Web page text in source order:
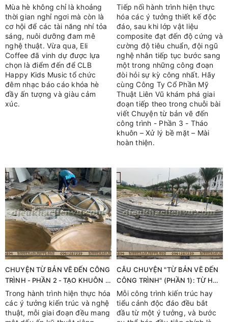
ĐÊM NHẠC BÁO CÁO KHÓA HÈ
Mùa hè không chỉ là khoảng
thời gian nghỉ ngơi mà còn là
cơ hội để các tài năng nhí tỏa
sáng, nuôi dưỡng đam mê
nghệ thuật. Vừa qua, Eli
Coffee đã vinh dự được lựa
chọn là điểm đến để CLB
Happy Kids Music tổ chức
đêm nhạc báo cáo khóa hè
đầy ấn tượng và giàu cảm
xúc.
– XỬ LÝ BỀ MẶT – MÀI HOÀN
THIỆN
Tiếp nối hành trình hiện thực
hóa các ý tưởng thiết kế độc
đáo, sau khi lớp vật liệu
composite đạt đến độ cứng và
cường độ tiêu chuẩn, đội ngũ
nghệ nhân tiếp tục bước sang
một trong những công đoạn
đòi hỏi sự kỳ công nhất. Hãy
cùng Công Ty Cổ Phần Mỹ
Thuật Liên Vũ khám phá giai
đoạn tiếp theo trong chuỗi bài
viết Chuyện từ bản vẽ đến
công trình - Phần 3 - Tháo
khuôn – Xử lý bề mặt – Mài
hoàn thiện.
CHUYỆN TỪ BẢN VẼ ĐẾN CÔNG
TRÌNH - PHẦN 2 - TẠO KHUÔN -
GIA CƯỜNG KẾT CẤU - ĐỔ
COMPOSITE
Trong hành trình hiện thực hóa
các ý tưởng kiến trúc và nghệ
thuật, mỗi giai đoạn đều mang
CÂU CHUYỆN "TỪ BẢN VẼ ĐẾN
CÔNG TRÌNH" (PHẦN 1): TỪ HỒ
SƠ THIẾT KẾ ĐẾN HIỆN THỰC
Mỗi công trình kiến trúc hay
tiểu cảnh độc đáo đều bắt
đầu từ một ý tưởng, và bước